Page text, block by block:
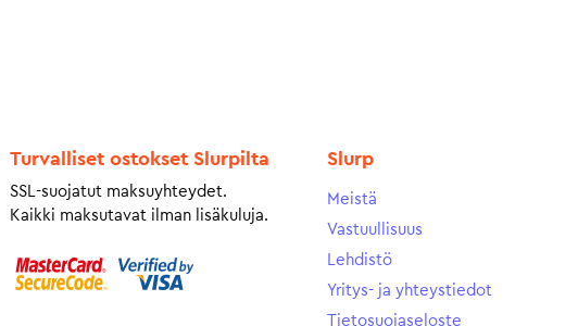
Turvalliset ostokset Slurpilta
SSL-suojatut maksuyhteydet.
Kaikki maksutavat ilman lisäkuluja.
Slurp
Meistä
Vastuullisuus
Lehdistö
Yritys- ja yhteystiedot
Tietosuojaseloste